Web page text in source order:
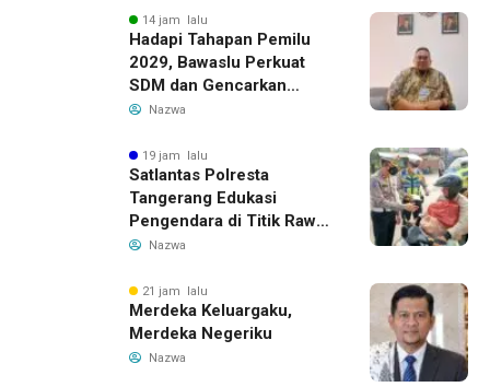
14 jam lalu
Hadapi Tahapan Pemilu
2029, Bawaslu Perkuat
SDM dan Gencarkan
Pendidikan Demokrasi
Nazwa
19 jam lalu
Satlantas Polresta
Tangerang Edukasi
Pengendara di Titik Rawan
Kecelakaan Lewat
Nazwa
21 jam lalu
Merdeka Keluargaku,
Merdeka Negeriku
Nazwa